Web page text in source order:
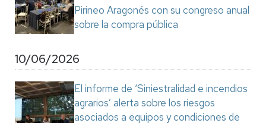
Pirineo Aragonés con su congreso anual
sobre la compra pública
10/06/2026
El informe de ‘Siniestralidad e incendios
agrarios’ alerta sobre los riesgos
asociados a equipos y condiciones de